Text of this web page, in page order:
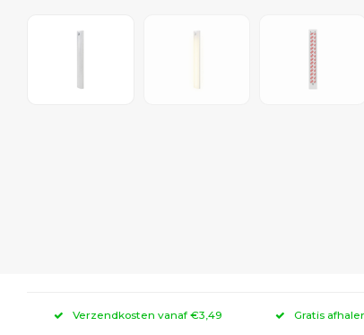
Verzendkosten vanaf €3,49 Gratis